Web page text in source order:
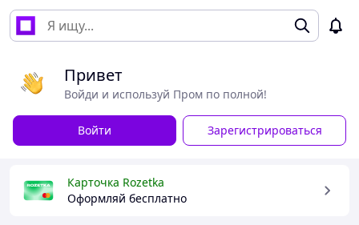
Привет
Войди и используй Пром по полной!
Войти Зарегистрироваться
Карточка Rozetka
Оформляй бесплатно